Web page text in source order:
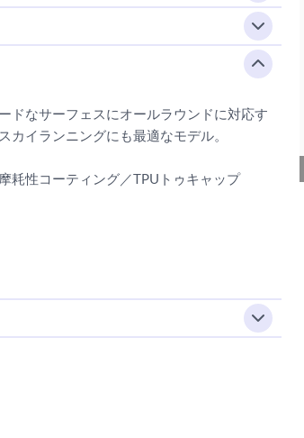
ドなサーフェスにオールラウンドに対応す
カイランニングにも最適なモデル。
耗性コーティング／TPUトゥキャップ